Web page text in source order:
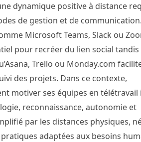
dynamique positive à distance
de gestion et de
Microsoft Teams, Slack ou
pour recréer du lien social tandis
Trello ou Monday.com
des projets. Dans ce contexte,
motiver ses équipes en télétravail
reconnaissance, autonomie et
par les distances physiques,
pratiques adaptées aux besoins